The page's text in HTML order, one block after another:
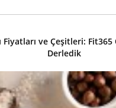
ve Çeşitleri: Fit365
Derledik